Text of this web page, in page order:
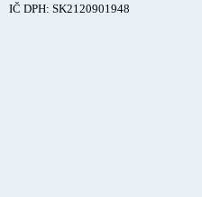
IČ DPH: SK2120901948